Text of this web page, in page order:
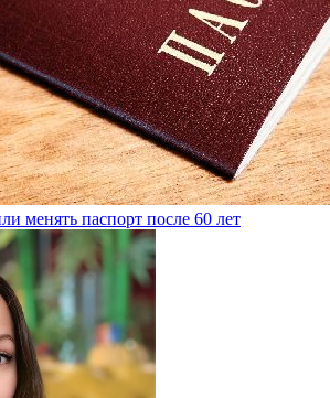
менять паспорт после 60 лет